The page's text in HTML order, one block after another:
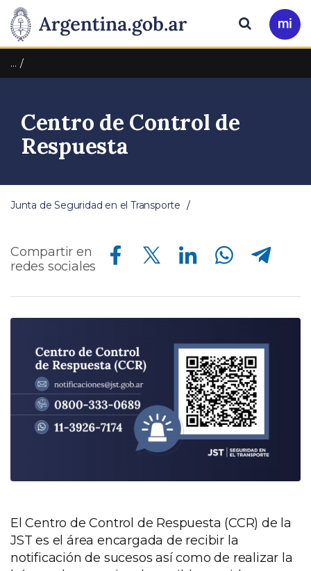
Presidencia
de
Nación
Pasar al contenido principal
Ir
a
Buscar
…
Centro de Control de
Respuesta
Junta de Seguridad en el Transporte
Compartir en
redes sociales
Compartir en Facebook Compartir en Twitter Compartir en Linkedin Compartir en Whatsapp Compartir en Telegram
El Centro de Control de Respuesta (CCR) de la
JST es el área encargada de recibir la
notificación de sucesos así como de realizar la